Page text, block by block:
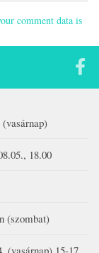
comment data is
18.00
(szombat)
(vasárnap) 15-17